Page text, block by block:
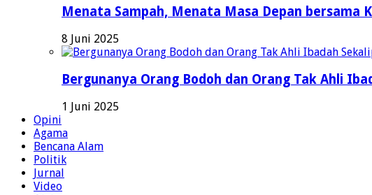
Menata Sampah, Menata Masa Depan bersama
8 Juni 2025
Bergunanya Orang Bodoh dan Orang Tak Ahli
1 Juni 2025
Opini
Agama
Bencana Alam
Politik
Jurnal
Video